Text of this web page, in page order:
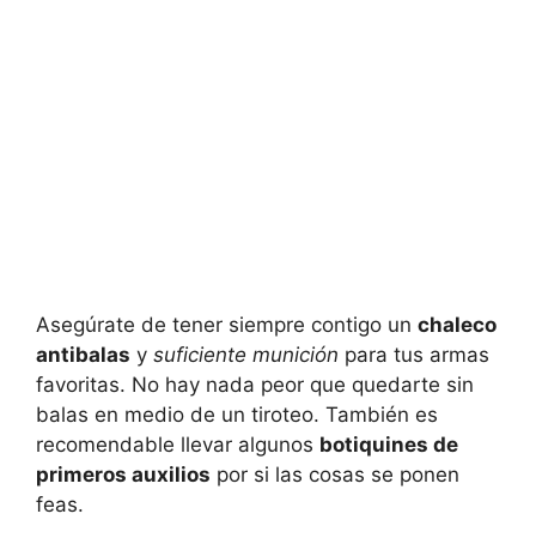
Asegúrate de tener siempre contigo un chaleco
antibalas y suficiente munición para tus armas
favoritas. No hay nada peor que quedarte sin
balas en medio de un tiroteo. También es
recomendable llevar algunos botiquines de
primeros auxilios por si las cosas se ponen
feas.